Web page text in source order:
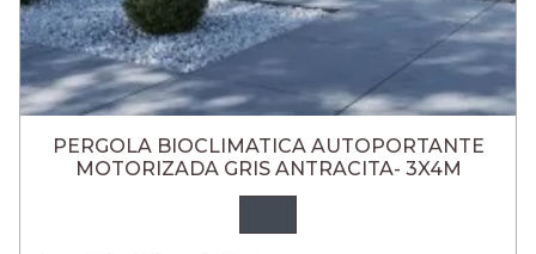
PERGOLA BIOCLIMATICA AUTOPORTANTE
MOTORIZADA GRIS ANTRACITA- 3X4M